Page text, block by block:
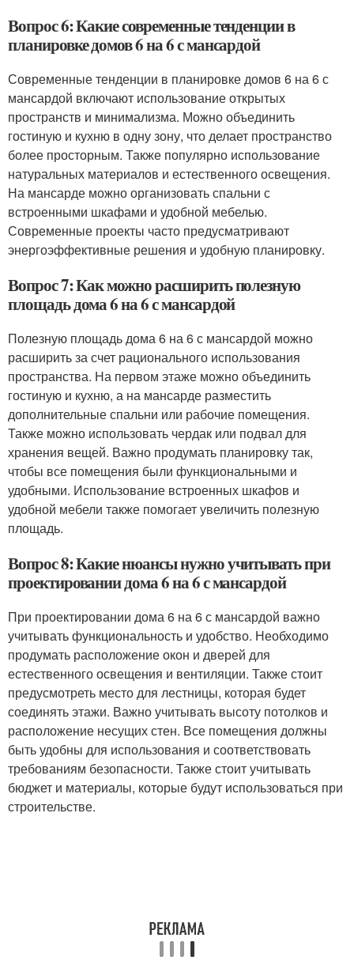
Вопрос 6: Какие современные тенденции в
планировке домов 6 на 6 с мансардой
Современные тенденции в планировке домов 6 на 6 с
мансардой включают использование открытых
пространств и минимализма. Можно объединить
гостиную и кухню в одну зону, что делает пространство
более просторным. Также популярно использование
натуральных материалов и естественного освещения.
На мансарде можно организовать спальни с
встроенными шкафами и удобной мебелью.
Современные проекты часто предусматривают
энергоэффективные решения и удобную планировку.
Вопрос 7: Как можно расширить полезную
площадь дома 6 на 6 с мансардой
Полезную площадь дома 6 на 6 с мансардой можно
расширить за счет рационального использования
пространства. На первом этаже можно объединить
гостиную и кухню, а на мансарде разместить
дополнительные спальни или рабочие помещения.
Также можно использовать чердак или подвал для
хранения вещей. Важно продумать планировку так,
чтобы все помещения были функциональными и
удобными. Использование встроенных шкафов и
удобной мебели также помогает увеличить полезную
площадь.
Вопрос 8: Какие нюансы нужно учитывать при
проектировании дома 6 на 6 с мансардой
При проектировании дома 6 на 6 с мансардой важно
учитывать функциональность и удобство. Необходимо
продумать расположение окон и дверей для
естественного освещения и вентиляции. Также стоит
предусмотреть место для лестницы, которая будет
соединять этажи. Важно учитывать высоту потолков и
расположение несущих стен. Все помещения должны
быть удобны для использования и соответствовать
требованиям безопасности. Также стоит учитывать
бюджет и материалы, которые будут использоваться при
строительстве.